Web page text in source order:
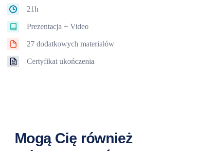
21h
Prezentacja + Video
27 dodatkowych materiałów
Certyfikat ukończenia
Mogą Cię również